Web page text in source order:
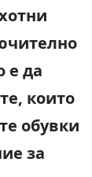
е да
които
обувки
за